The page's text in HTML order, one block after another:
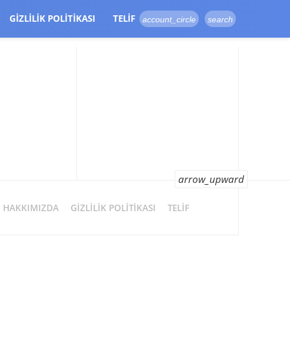
GIZLILIK POLITIKASI TELIF account_circle search
HAKKIMIZDA GIZLILIK POLITIKASI TELIF
arrow_upward